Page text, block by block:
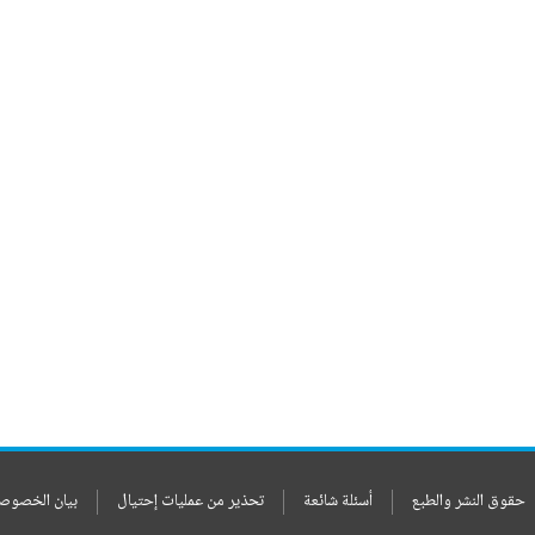
حقوق النشر والطبع أسئلة شائعة تحذير من عمليات إحتيال بيان